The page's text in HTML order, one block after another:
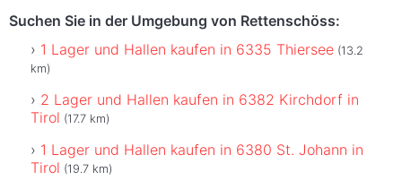
Suchen Sie in der Umgebung von Rettenschöss:
1 Lager und Hallen kaufen in 6335 Thiersee (13.2
km)
2 Lager und Hallen kaufen in 6382 Kirchdorf in
Tirol (17.7 km)
1 Lager und Hallen kaufen in 6380 St. Johann in
Tirol (19.7 km)